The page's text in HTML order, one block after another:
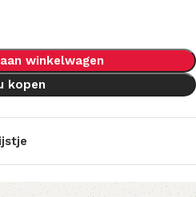
winkelwagen
kopen